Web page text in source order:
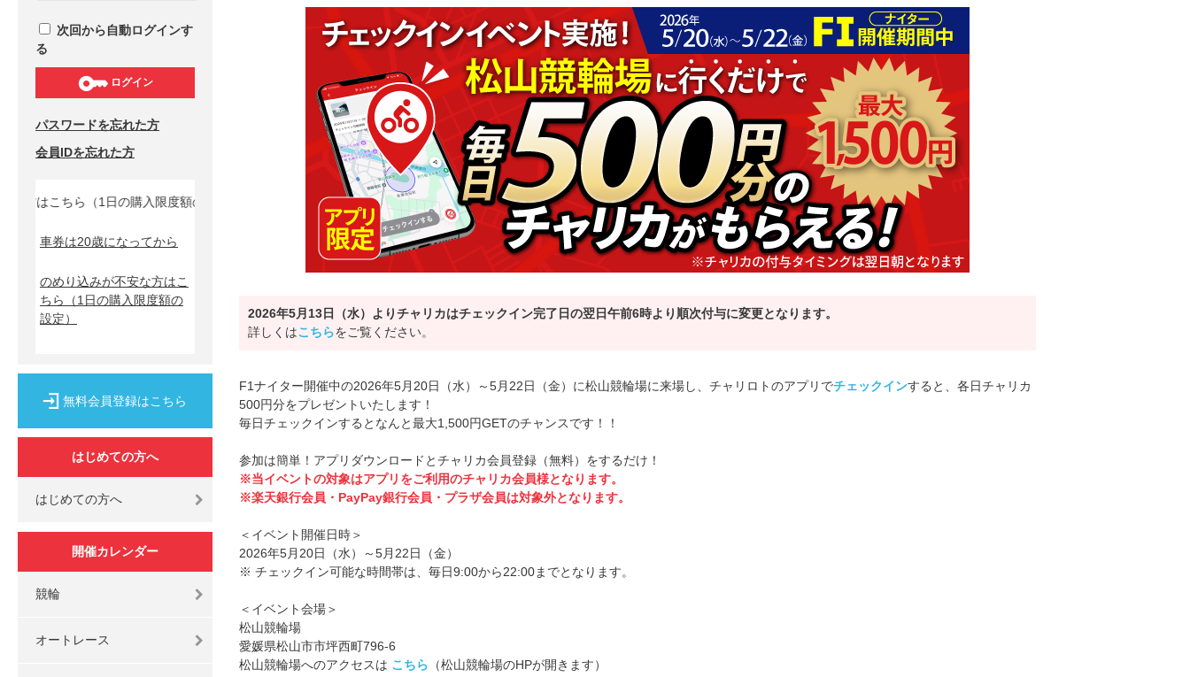
次回から自動ログインす
る
ログイン
パスワードを忘れた方
会員IDを忘れた方
ちら（1日の購入限度額の設定）↓
車券は20歳になってから
のめり込みが不安な方はこ
ちら
（1日の購入限度額の
設定）
無料会員登録はこちら
はじめての方へ
はじめての方へ
開催カレンダー
競輪
オートレース
2026年5月13日（水）よりチャリカはチェックイン完了日の翌日午前6時より順次付与に変更となります。
詳しくはこちらをご覧ください。
F1ナイター開催中の2026年5月20日（水）～5月22日（金）に松山競輪場に来場し、チャリロトのアプリでチェックインすると、各日チャリカ
500円分をプレゼントいたします！
毎日チェックインするとなんと最大1,500円GETのチャンスです！！
参加は簡単！アプリダウンロードとチャリカ会員登録（無料）をするだけ！
※当イベントの対象はアプリをご利用のチャリカ会員様となります。
※楽天銀行会員・PayPay銀行会員・プラザ会員は対象外となります。
＜イベント開催日時＞
2026年5月20日（水）～5月22日（金）
※ チェックイン可能な時間帯は、毎日9:00から22:00までとなります。
＜イベント会場＞
松山競輪場
愛媛県松山市市坪西町796-6
松山競輪場へのアクセスは こちら （松山競輪場のHPが開きます）